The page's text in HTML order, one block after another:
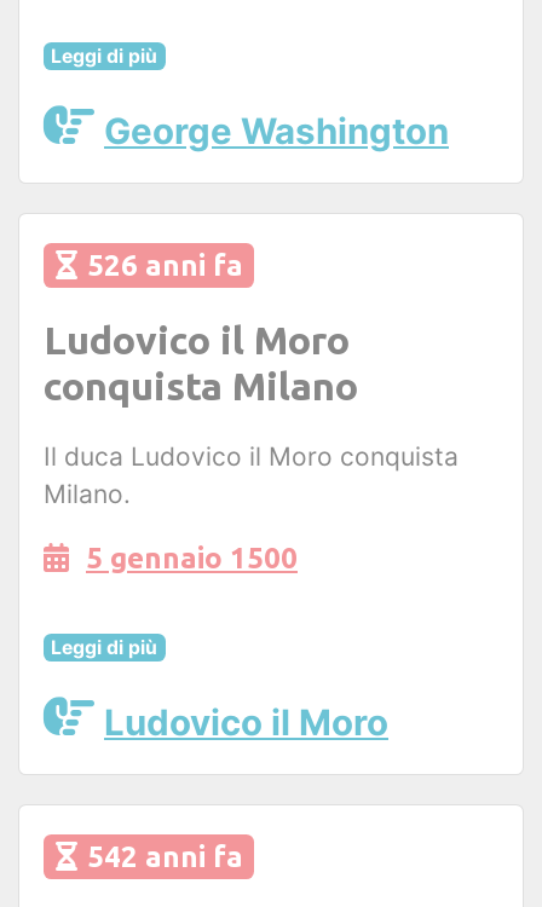
Leggi di più
George Washington
526 anni fa
Ludovico il Moro
conquista Milano
Il duca Ludovico il Moro conquista
Milano.
5 gennaio 1500
Leggi di più
Ludovico il Moro
542 anni fa